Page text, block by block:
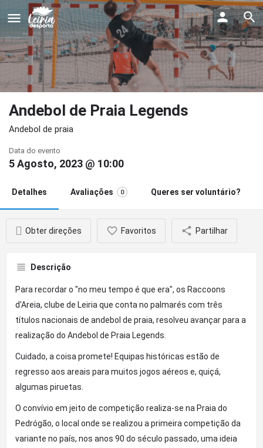
Andebol de Praia Legends
Andebol de praia
Data do evento
5 Agosto, 2023 @ 10:00
Detalhes Avaliações 0 Queres ser voluntário?
Obter direções Favoritos Partilhar
Descrição
Para recordar o "no meu tempo é que era", os Raccoons
d'Areia, clube de Leiria que conta no palmarés com três
títulos nacionais de andebol de praia, resolveu avançar para a
realização do Andebol de Praia Legends.
Cuidado, a coisa promete! Equipas históricas estão de
regresso aos areais para muitos jogos aéreos e, quiçá,
algumas piruetas.
O convívio em jeito de competição realiza-se na Praia do
Pedrógão, o local onde se realizou a primeira competição da
variante no país, nos anos 90 do século passado, uma ideia